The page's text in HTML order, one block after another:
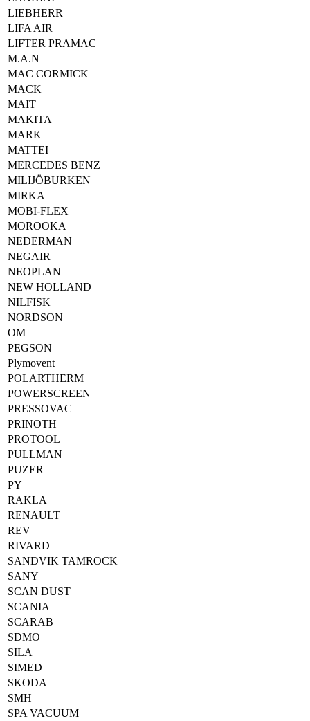
LIEBHERR
LIFA AIR
LIFTER PRAMAC
M.A.N
MAC CORMICK
MACK
MAIT
MAKITA
MARK
MATTEI
MERCEDES BENZ
MILIJÖBURKEN
MIRKA
MOBI-FLEX
MOROOKA
NEDERMAN
NEGAIR
NEOPLAN
NEW HOLLAND
NILFISK
NORDSON
OM
PEGSON
Plymovent
POLARTHERM
POWERSCREEN
PRESSOVAC
PRINOTH
PROTOOL
PULLMAN
PUZER
PY
RAKLA
RENAULT
REV
RIVARD
SANDVIK TAMROCK
SANY
SCAN DUST
SCANIA
SCARAB
SDMO
SILA
SIMED
SKODA
SMH
SPA VACUUM